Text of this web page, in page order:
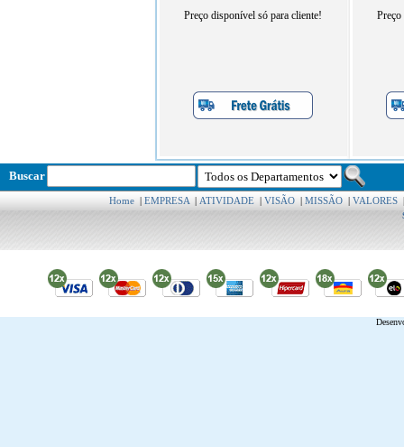
Preço disponível só para cliente!
Buscar
Home| EMPRESA| ATIVIDADE| VISÃO| MISSÃO| VALORES